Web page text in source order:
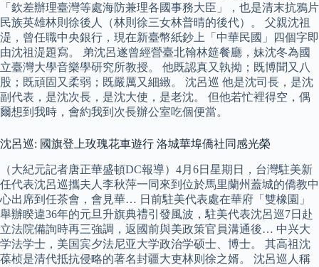
「欽差辦理臺灣等處海防兼理各國事務大臣」，也是清末抗鴉片
民族英雄林則徐後人（林則徐三女林普晴的後代）。 父親沈祖
湜，曾任職中央銀行，現在新臺幣紙鈔上「中華民國」四個字即
由沈祖湜題寫。 弟沈呂遂曾經營臺北翰林筵餐廳，妹沈冬為國
立臺灣大學音樂學研究所教授。 他既認真又執拗；既博聞又八
股；既頑固又柔弱；既嚴厲又細緻。 沈呂巡 他是沈司長，是沈
副代表，是沈次長，是沈大使，是老沈。 但他若忙裡得空，偶
爾想到我時，會約我到次長辦公室吃個便當。
沈呂巡: 國旗登上玫瑰花車遊行 洛城華埠僑社同感光榮
（大紀元記者唐正華盛頓DC報導）4月6日星期日，台灣駐美新
任代表沈呂巡攜夫人李秋萍一同來到位於馬里蘭州蓋城的僑教中
心出席到任茶會，會見華… 日前駐美代表處在華府「雙橡園」
舉辦睽違36年的元旦升旗典禮引發風波，駐美代表沈呂巡7日赴
立法院備詢時再三強調，返國前與美政策官員溝通後… 中兴大
学法学士，美国宾夕法尼亚大学政治学硕士、博士。 其高祖沈
葆桢是清代抵抗侵略的著名封疆大吏林则徐之婿。 沈呂巡人稱